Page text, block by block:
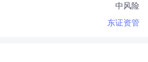
中风险
东证资管